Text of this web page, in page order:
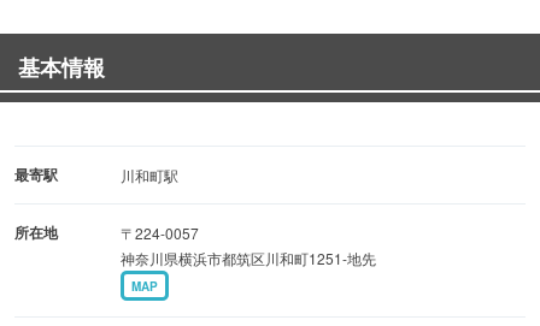
基本情報
最寄駅 川和町駅
所在地
〒224-0057
神奈川県横浜市都筑区川和町1251-地先
MAP